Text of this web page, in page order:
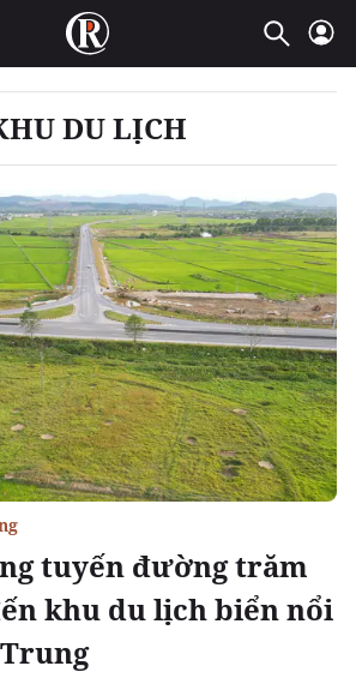
DU LỊCH
tuyến đường trăm
khu du lịch biển nổi